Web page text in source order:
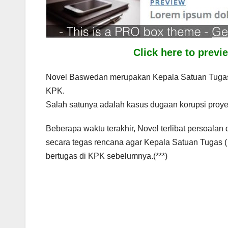
Click here to
Novel Baswedan merupakan Kepala Satuan
KPK.
Salah satunya adalah kasus dugaan korupsi
Beberapa waktu terakhir, Novel terlibat
secara tegas rencana agar Kepala Satuan
bertugas di KPK sebelumnya.(***)